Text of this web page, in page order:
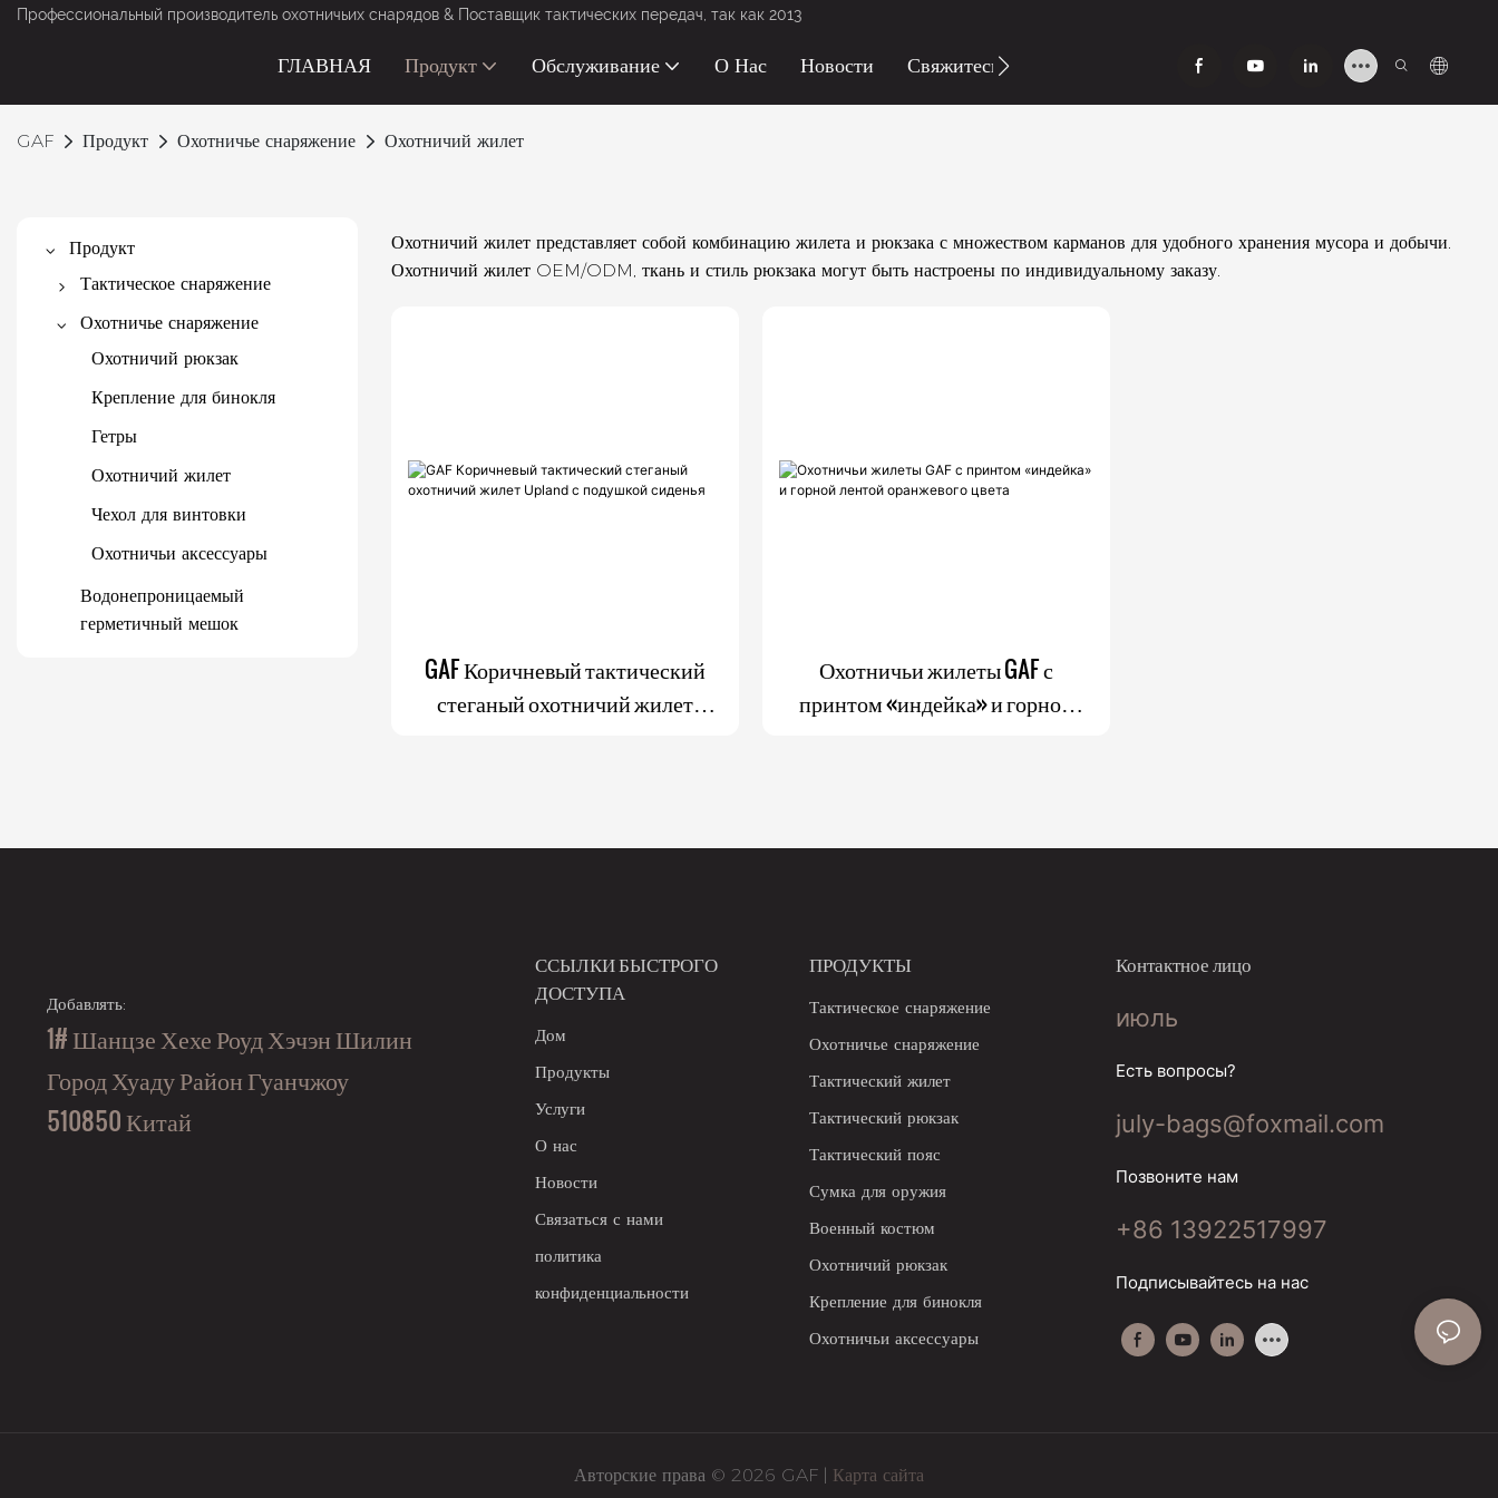
Профессиональный производитель охотничьих снарядов & Поставщик тактических передач, так как 2013
ГЛАВНАЯ Продукт Обслуживание О Нас Новости Свяжитесь С Нами
GAF Продукт Охотничье снаряжение Охотничий жилет
Продукт
Тактическое снаряжение
Тактический жилет
Тактический рюкзак
Тактический пояс
Сумка для оружия
Военный костюм
Тактические аксессуары
Медицинская сумка и
Сумка для скрытого
Охотничье снаряжение
Охотничий рюкзак
Крепление для бинокля
Гетры
Охотничий жилет
Чехол для винтовки
Охотничьи аксессуары
Водонепроницаемый
герметичный мешок
Охотничий жилет представляет собой комбинацию жилета и рюкзака с множеством карманов для удобного хранения мусора и добычи.
Охотничий жилет OEM/ODM, ткань и стиль рюкзака могут быть настроены по индивидуальному заказу.
GAF Коричневый тактический
стеганый охотничий жилет
Охотничьи жилеты GAF с
принтом «индейка» и горной
Добавлять:
1# Шанцзе Хехе Роуд Хэчэн Шилин
Город Хуаду Район Гуанчжоу
510850 Китай
ССЫЛКИ БЫСТРОГО
ДОСТУПА
Дом
Продукты
Услуги
О нас
Новости
Связаться с нами
политика
конфиденциальности
ПРОДУКТЫ
Тактическое снаряжение
Охотничье снаряжение
Тактический жилет
Тактический рюкзак
Тактический пояс
Сумка для оружия
Военный костюм
Охотничий рюкзак
Крепление для бинокля
Охотничьи аксессуары
Контактное лицо
июль
Есть вопросы?
july-bags@foxmail.com
Позвоните нам
+86 13922517997
Подписывайтесь на нас
Авторские права © 2026 GAF | Карта сайта